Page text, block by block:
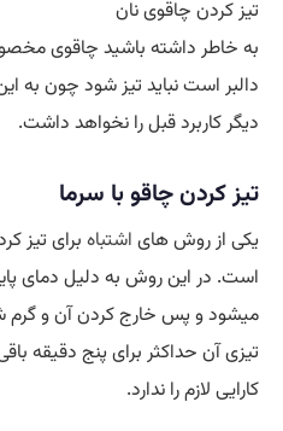
تیز کردن چاقوی نان
به خاطر داشته باشید چاقوی
دالبر است نباید تیز شود چون به
دیگر کاربرد قبل را نخواهد داشت.
تیز کردن چاقو با سرما
یکی از روش های اشتباه برای تیز
است. در این روش به دلیل دمای
میشود و پس خارج کردن آن و گرم
تیزی آن حداکثر برای پنج دقیقه
کارایی لازم را ندارد.